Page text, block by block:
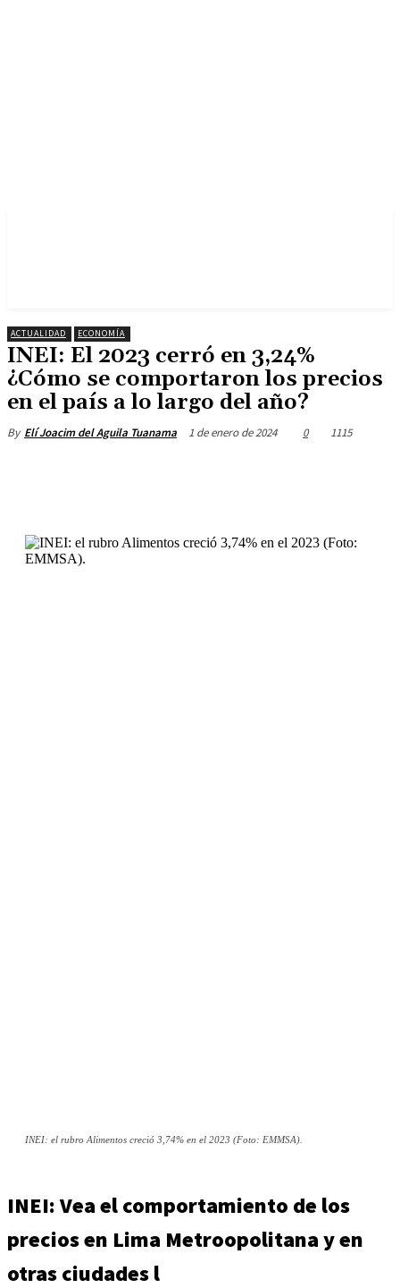
ACTUALIDAD ECONOMÍA
INEI: El 2023 cerró en 3,24%
¿Cómo se comportaron los precios
en el país a lo largo del año?
By Elí Joacim del Aguila Tuanama 1 de enero de 2024 0 1115
INEI: el rubro Alimentos creció 3,74% en el 2023 (Foto: EMMSA).
INEI: Vea el comportamiento de los
precios en Lima Metroopolitana y en
otras ciudades l